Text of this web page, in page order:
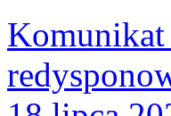
Komunikat